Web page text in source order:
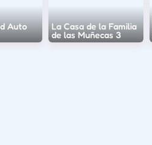
Auto
La Casa de la Familia
de las Muñecas 3